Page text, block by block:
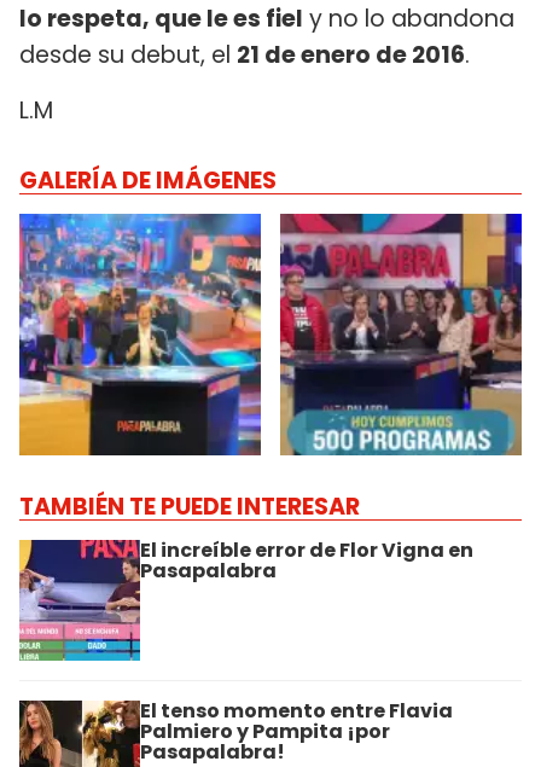
lo respeta, que le es fiel y no lo abandona
desde su debut, el 21 de enero de 2016.
L.M
GALERÍA DE IMÁGENES
TAMBIÉN TE PUEDE INTERESAR
El increíble error de Flor Vigna en
Pasapalabra
El tenso momento entre Flavia
Palmiero y Pampita ¡por
Pasapalabra!